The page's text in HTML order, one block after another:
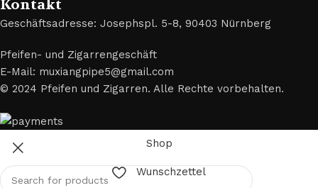
Kontakt
Geschäftsadresse: Josephspl. 5-8, 90403 Nürnberg
Pfeifen- und Zigarrengeschäft
E-Mail: muxiangpipe5@gmail.com
© 2024 Pfeifen und Zigarren. Alle Rechte vorbehalten.
Shop
Wunschzettel